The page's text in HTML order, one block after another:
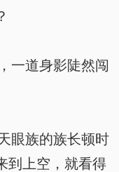
一道身影陡然闯
眼族的族长顿时
到上空，就看得